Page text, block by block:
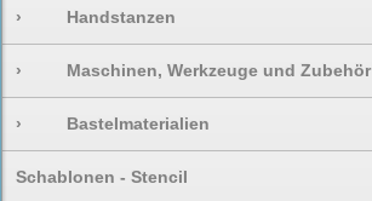
› Handstanzen
› Maschinen, Werkzeuge und Zubehör
› Bastelmaterialien
Schablonen - Stencil